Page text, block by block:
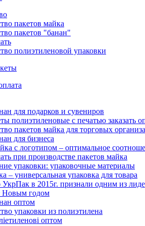
пакетов майка
пакетов "банан"
полиэтиленовой упаковки
для подарков и сувениров
полиэтиленовые с печатью заказать
пакетов майка для торговых
для бизнеса
с логотипом – оптимальное
при производстве пакетов майка
упаковки: упаковочные материалы
– универсальная упаковка для товара
в 2015г. признали одним из
Новым годом
оптом
упаковки из полиэтилена
оптом